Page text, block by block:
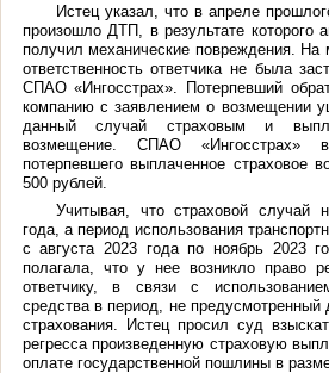
Истец указал, что в апреле
произошло ДТП, в результате которого
получил механические повреждения.
ответственность ответчика не была
СПАО «Ингосстрах». Потерпевший
компанию с заявлением о возмещении
данный случай страховым и
возмещение. СПАО «Ингосстрах»
потерпевшего выплаченное страховое
500 рублей.
Учитывая, что страховой случай
года, а период использования
с августа 2023 года по ноябрь 2023
полагала, что у нее возникло право
ответчику, в связи с
средства в период, не предусмотренный
страхования. Истец просил суд
регресса произведенную страховую
оплате государственной пошлины в